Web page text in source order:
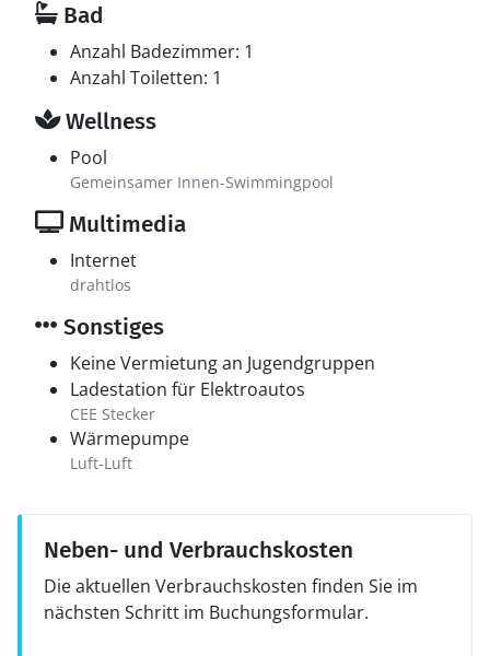
Bad
Anzahl Badezimmer: 1
Anzahl Toiletten: 1
Wellness
Pool
Gemeinsamer Innen-Swimmingpool
Multimedia
Internet
drahtlos
Sonstiges
Keine Vermietung an Jugendgruppen
Ladestation für Elektroautos
CEE Stecker
Wärmepumpe
Luft-Luft
Neben- und Verbrauchskosten
Die aktuellen Verbrauchskosten finden Sie im
nächsten Schritt im Buchungsformular.